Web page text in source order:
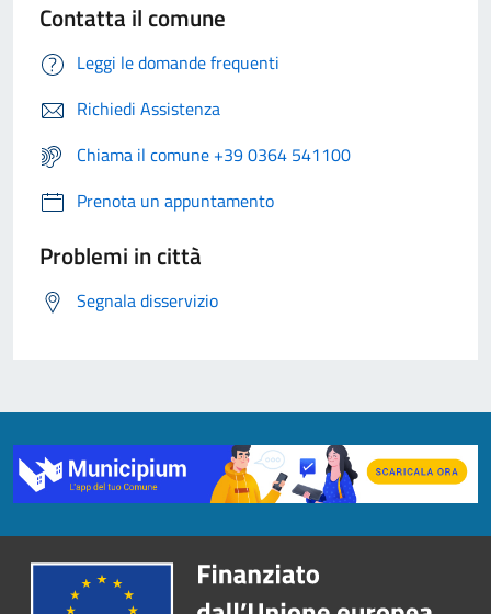
Contatta il comune
Leggi le domande frequenti
Richiedi Assistenza
Chiama il comune +39 0364 541100
Prenota un appuntamento
Problemi in città
Segnala disservizio